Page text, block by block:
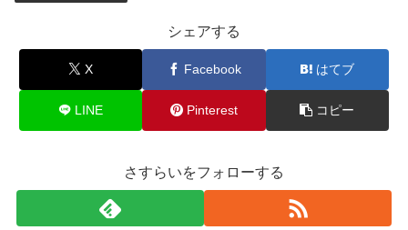
シェアする
X Facebook はてブ
LINE Pinterest コピー
さすらいをフォローする